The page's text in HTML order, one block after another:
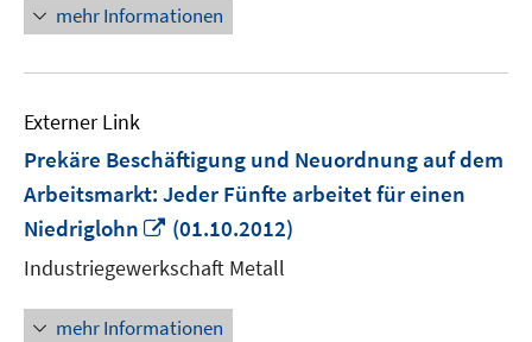
mehr Informationen
Externer Link
Prekäre Beschäftigung und Neuordnung auf dem
Arbeitsmarkt: Jeder Fünfte arbeitet für einen
Niedriglohn
In
neuem
Fenster
öffnen
(01.10.2012)
Industriegewerkschaft Metall
mehr Informationen